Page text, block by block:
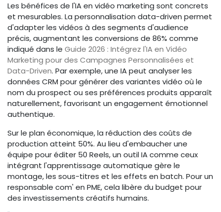
Les bénéfices de l'IA en vidéo marketing sont concrets
et mesurables. La personnalisation data-driven permet
d'adapter les vidéos à des segments d'audience
précis, augmentant les conversions de 86% comme
indiqué dans le Guide 2026 : Intégrez l'IA en Vidéo
Marketing pour des Campagnes Personnalisées et
Data-Driven. Par exemple, une IA peut analyser les
données CRM pour générer des variantes vidéo où le
nom du prospect ou ses préférences produits apparaît
naturellement, favorisant un engagement émotionnel
authentique.
Sur le plan économique, la réduction des coûts de
production atteint 50%. Au lieu d'embaucher une
équipe pour éditer 50 Reels, un outil IA comme ceux
intégrant l'apprentissage automatique gère le
montage, les sous-titres et les effets en batch. Pour un
responsable com' en PME, cela libère du budget pour
des investissements créatifs humains.